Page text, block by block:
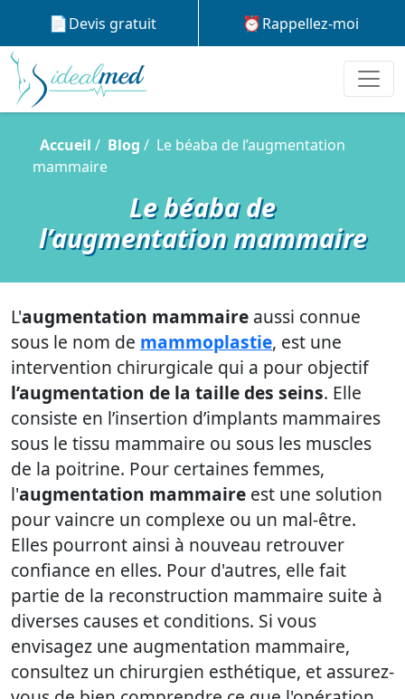
Devis gratuit Rappellez-moi
Accueil Blog
Le béaba de l’augmentation
mammaire
Le béaba de
l’augmentation mammaire
L'augmentation mammaire aussi connue
sous le nom de mammoplastie, est une
intervention chirurgicale qui a pour objectif
l’augmentation de la taille des seins. Elle
consiste en l’insertion d’implants mammaires
sous le tissu mammaire ou sous les muscles
de la poitrine. Pour certaines femmes,
l'augmentation mammaire est une solution
pour vaincre un complexe ou un mal-être.
Elles pourront ainsi à nouveau retrouver
confiance en elles. Pour d'autres, elle fait
partie de la reconstruction mammaire suite à
diverses causes et conditions. Si vous
envisagez une augmentation mammaire,
consultez un chirurgien esthétique, et assurez-